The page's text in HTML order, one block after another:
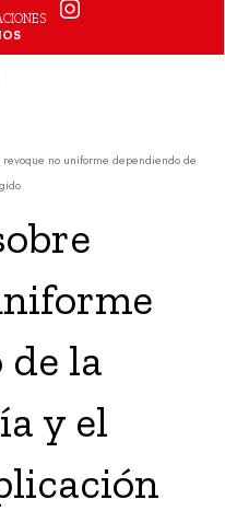
no uniforme dependiendo de
la
y el